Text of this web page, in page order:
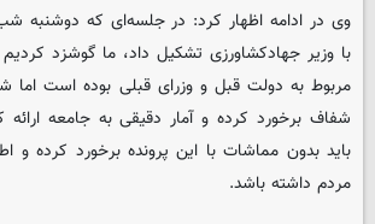
وی در ادامه اظهار کرد: در جلسه‌ای که دوشنبه
با وزیر جهادکشاورزی تشکیل داد، ما گوشزد
مربوط به دولت قبل و وزرای قبلی بوده است اما
شفاف برخورد کرده و آمار دقیقی به جامعه ارائه
باید بدون مماشات با این پرونده برخورد کرده و
مردم داشته باشد.